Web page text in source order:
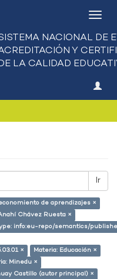
Ir
de aprendizajes ×
Chávez Ruesta ×
info:eu-repo/semantics/
×
Materia: Educación ×
Minedu ×
Castillo (autor principal) ×